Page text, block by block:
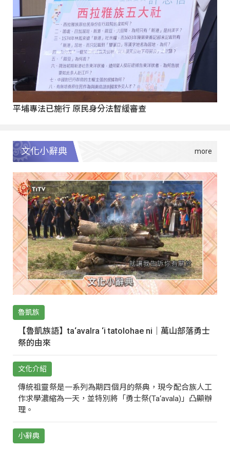
平埔專法已施行 原民身分法暫緩審查
文化小辭典
魯凱族
【魯凱族語】ta‘avalra ‘i tatolohae ni｜萬山部落勇士
祭的由來
文化介紹
傳統祖靈祭是一系列為期四個月的祭典，現今配合族人工
作求學濃縮為一天，並特別將「勇士祭(Ta‘avala)」凸顯辦
理。
小辭典